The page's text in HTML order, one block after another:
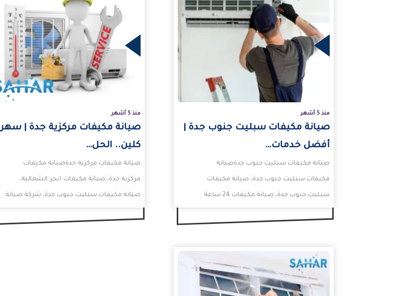
منذ 5 أشهر
صيانة مكيفات سبليت جنوب جدة |
أفضل خدمات…
صيانة مكيفات سبليت جنوب جدةصيانة
مكيفات سبليت جنوب جدة، صيانة مكيفات
سبليت جنوب جدة، صيانة مكيفات 24 ساعة
منذ 5 أشهر
صيانة مكيفات مركزية جدة | سهر
كلين.. الحل…
صيانة مكيفات مركزية جدةصيانة مكيفات
مركزية جدة، صيانة مكيفات ابحر الشمالية،
صيانة مكيفات سبليت جنوب جدة، شركة صيانة